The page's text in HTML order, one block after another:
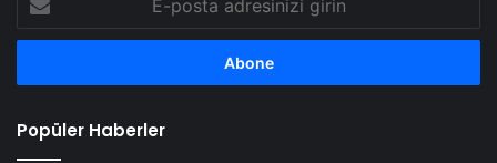
posta
adresinizi
Popüler Haberler